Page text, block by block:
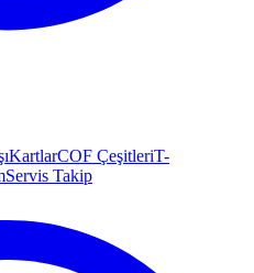
KartlarCOF ÇeşitleriT-
Servis Takip